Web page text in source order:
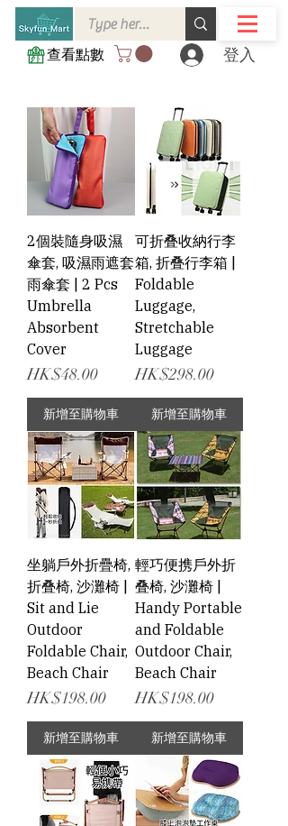
查看點數 登入
2個裝隨身吸濕
傘套, 吸濕雨遮套
雨傘套 | 2 Pcs
Umbrella
Absorbent
Cover
價格
HK$48.00
新增至購物車
可折叠收納行李
箱, 折叠行李箱 |
Foldable
Luggage,
Stretchable
Luggage
價格
HK$298.00
新增至購物車
坐躺戶外折疊椅,
折叠椅, 沙灘椅 |
Sit and Lie
Outdoor
Foldable Chair,
Beach Chair
價格
HK$198.00
新增至購物車
輕巧便携戶外折
叠椅, 沙灘椅 |
Handy Portable
and Foldable
Outdoor Chair,
Beach Chair
價格
HK$198.00
新增至購物車